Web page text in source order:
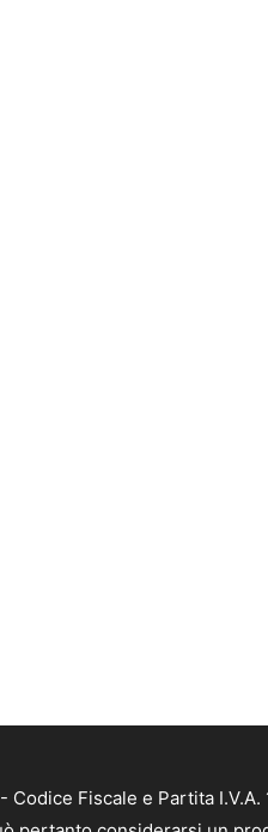
Fiscale e Partita I.V.A.